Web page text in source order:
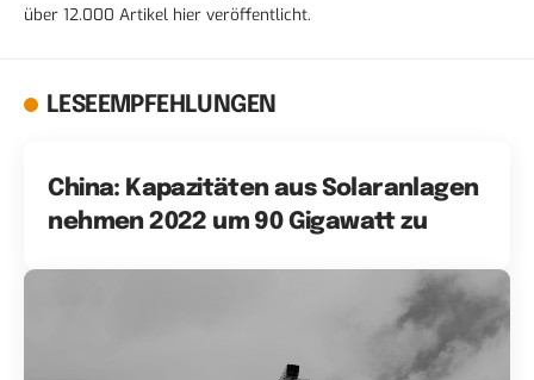
über 12.000 Artikel hier veröffentlicht.
LESEEMPFEHLUNGEN
China: Kapazitäten aus Solaranlagen
nehmen 2022 um 90 Gigawatt zu